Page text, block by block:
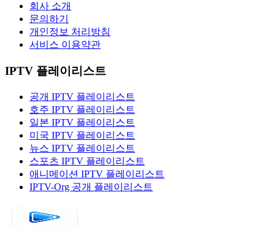
회사 소개
문의하기
개인정보 처리방침
서비스 이용약관
IPTV 플레이리스트
공개 IPTV 플레이리스트
호주 IPTV 플레이리스트
일본 IPTV 플레이리스트
미국 IPTV 플레이리스트
뉴스 IPTV 플레이리스트
스포츠 IPTV 플레이리스트
애니메이션 IPTV 플레이리스트
IPTV-Org 공개 플레이리스트